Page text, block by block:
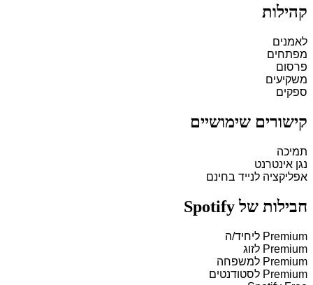
קהילות
לאמנים
מפתחים
פרסום
משקיעים
ספקים
קישורים שימושיים
תמיכה
נגן אינטרנט
אפליקציה לנייד בחינם
חבילות של Spotify
Premium ליחיד/ה
Premium לזוג
Premium למשפחה
Premium לסטודנטים